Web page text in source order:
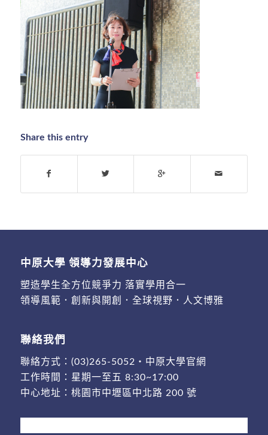
Share this entry
中原大學 領導力發展中心
塑造學生全方位競爭力 落實學用合一
領導風範．創新與開創．全球視野．人文博雅
聯絡我們
聯絡方式： (03)265-5052 ・ 中原大學官網
工作時間：星期一至五 8:30~17:00
中心地址： 桃園市中壢區中北路 200 號